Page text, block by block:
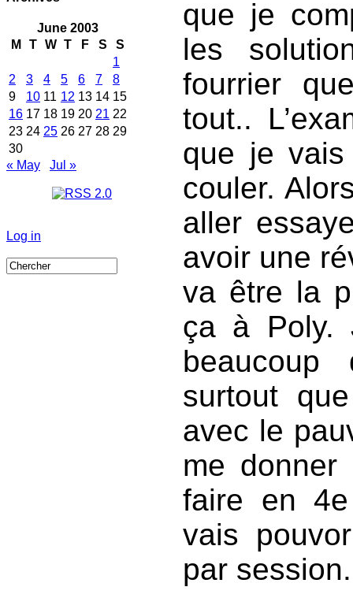
June 2003
M
T W T F S
S
1
2
3 4 5 6 7
8
9
10 11 12 13 14 15
16 17 18 19 20 21 22
23 24 25 26 27 28 29
30
« May
Jul »
Log in
que je
les
fourrier
tout..
que je
couler.
aller
avoir une
va être la
ça à Poly.
surtout
avec le
me donner
faire en
vais
par